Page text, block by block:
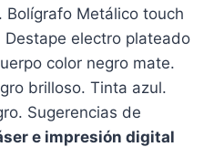
Bolígrafo Metálico touch
electro plateado
color negro mate.
brilloso. Tinta azul.
Sugerencias de
e impresión digital